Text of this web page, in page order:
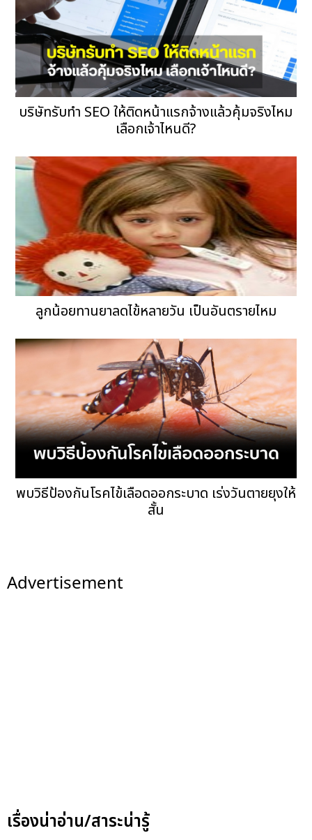
บริษัทรับทำ SEO ให้ติดหน้าแรกจ้างแล้วคุ้มจริงไหม
เลือกเจ้าไหนดี?
ลูกน้อยทานยาลดไข้หลายวัน เป็นอันตรายไหม
พบวิธีป้องกันโรคไข้เลือดออกระบาด เร่งวันตายยุงให้
สั้น
Advertisement
เรื่องน่าอ่าน/สาระน่ารู้